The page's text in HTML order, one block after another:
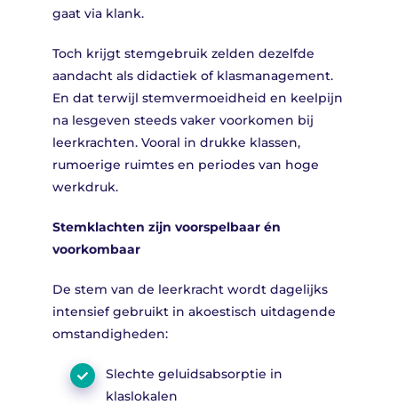
gaat via klank.
Toch krijgt stemgebruik zelden dezelfde
aandacht als didactiek of klasmanagement.
En dat terwijl stemvermoeidheid en keelpijn
na lesgeven steeds vaker voorkomen bij
leerkrachten. Vooral in drukke klassen,
rumoerige ruimtes en periodes van hoge
werkdruk.
Stemklachten zijn voorspelbaar én
voorkombaar
De stem van de leerkracht wordt dagelijks
intensief gebruikt in akoestisch uitdagende
omstandigheden:
Slechte geluidsabsorptie in
klaslokalen